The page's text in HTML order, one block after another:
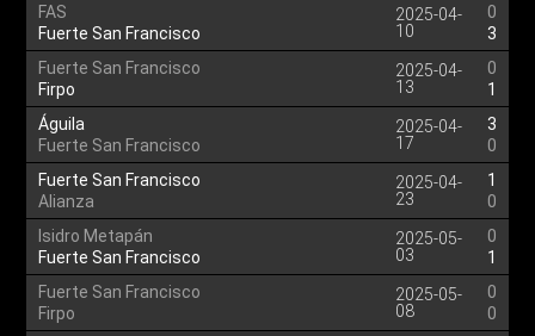
FAS
Fuerte San Francisco
2025-04-
10
0
3
Fuerte San Francisco
Firpo
2025-04-
13
0
1
Águila
Fuerte San Francisco
2025-04-
17
3
0
Fuerte San Francisco
Alianza
2025-04-
23
1
0
Isidro Metapán
Fuerte San Francisco
2025-05-
03
0
1
Fuerte San Francisco
Firpo
2025-05-
08
0
0